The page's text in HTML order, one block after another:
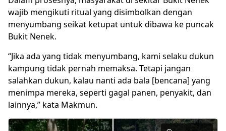
wajib mengikuti ritual yang disimbolkan dengan
menyumbang seikat ketupat untuk dibawa ke puncak
Bukit Nenek.
“Jika ada yang tidak menyumbang, kami selaku dukun
kampung tidak pernah memaksa. Tetapi jangan
salahkan dukun, kalau nanti ada bala [bencana] yang
menimpa mereka, seperti gagal panen, penyakit, dan
lainnya,” kata Makmun.